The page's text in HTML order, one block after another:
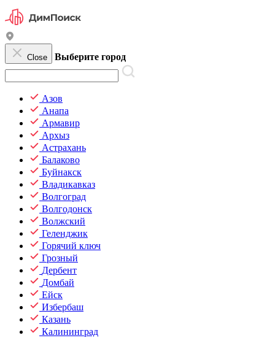
Close Выберите город
Азов
Анапа
Армавир
Архыз
Астрахань
Балаково
Буйнакск
Владикавказ
Волгоград
Волгодонск
Волжский
Геленджик
Горячий ключ
Грозный
Дербент
Домбай
Ейск
Избербаш
Казань
Калининград